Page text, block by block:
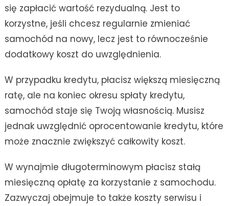
się zapłacić wartość rezydualną. Jest to
korzystne, jeśli chcesz regularnie zmieniać
samochód na nowy, lecz jest to równocześnie
dodatkowy koszt do uwzględnienia.
W przypadku kredytu, płacisz większą miesięczną
ratę, ale na koniec okresu spłaty kredytu,
samochód staje się Twoją własnością. Musisz
jednak uwzględnić oprocentowanie kredytu, które
może znacznie zwiększyć całkowity koszt.
W wynajmie długoterminowym płacisz stałą
miesięczną opłatę za korzystanie z samochodu.
Zazwyczaj obejmuje to także koszty serwisu i